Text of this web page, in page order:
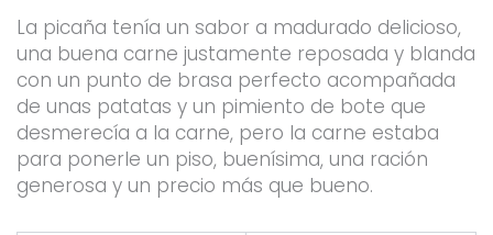
La picaña tenía un sabor a madurado delicioso,
una buena carne justamente reposada y blanda
con un punto de brasa perfecto acompañada
de unas patatas y un pimiento de bote que
desmerecía a la carne, pero la carne estaba
para ponerle un piso, buenísima, una ración
generosa y un precio más que bueno.